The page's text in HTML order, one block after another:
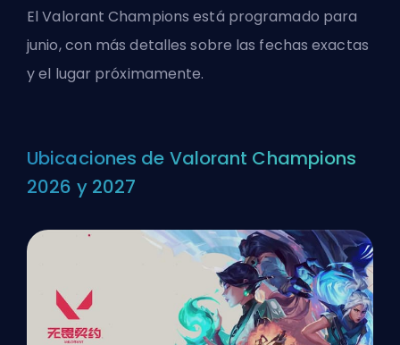
El Valorant Champions está programado para
junio, con más detalles sobre las fechas exactas
y el lugar próximamente.
Ubicaciones de Valorant Champions
2026 y 2027